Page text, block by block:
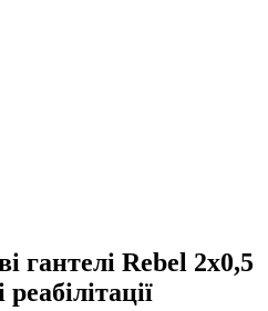
гантелі Rebel 2х0,5